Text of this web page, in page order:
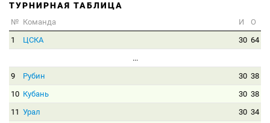
ТУРНИРНАЯ ТАБЛИЦА
№ Команда И
О
1
ЦСКА 30 64
...
9
Рубин 30 38
10 Кубань 30 38
11 Урал 30 34